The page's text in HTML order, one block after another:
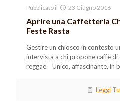
Pubblicato il 23 Giugno 2016
Aprire una Caffetteria
Feste Rasta
Gestire un chiosco in contesto
intervista a chi propone caffè
reggae. Unico, affascinante, in
Leggi